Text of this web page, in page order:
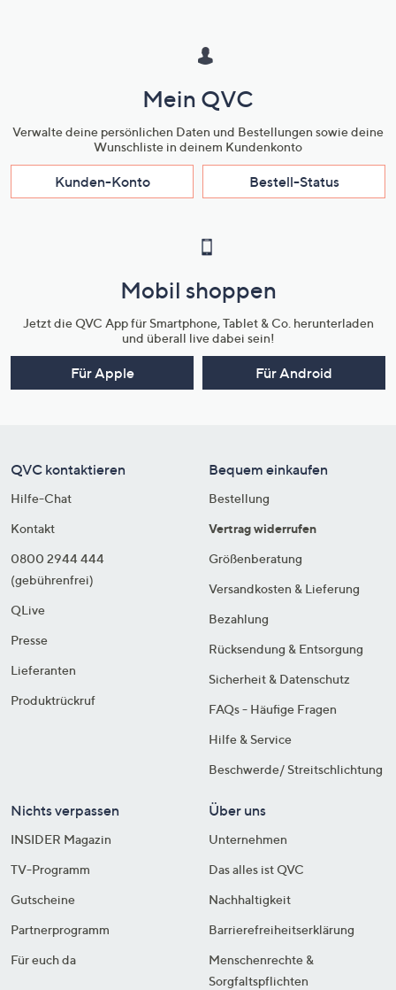
Mein QVC
Verwalte deine persönlichen Daten und Bestellungen sowie deine
Wunschliste in deinem Kundenkonto
Kunden-Konto Bestell-Status
Mobil shoppen
Jetzt die QVC App für Smartphone, Tablet & Co. herunterladen
und überall live dabei sein!
Für Apple Für Android
QVC kontaktieren
Hilfe-Chat
Kontakt
0800 2944 444
(gebührenfrei)
QLive
Presse
Lieferanten
Produktrückruf
Bequem einkaufen
Bestellung
Vertrag widerrufen
Größenberatung
Versandkosten & Lieferung
Bezahlung
Rücksendung & Entsorgung
Sicherheit & Datenschutz
FAQs - Häufige Fragen
Hilfe & Service
Beschwerde/ Streitschlichtung
Nichts verpassen
INSIDER Magazin
TV-Programm
Gutscheine
Partnerprogramm
Für euch da
Über uns
Unternehmen
Das alles ist QVC
Nachhaltigkeit
Barrierefreiheitserklärung
Menschenrechte &
Sorgfaltspflichten